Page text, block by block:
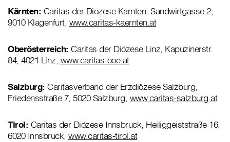
Kärnten: Caritas der Diözese Kärnten, Sandwirtgasse 2,
9010 Klagenfurt, www.caritas-kaernten.at
Oberösterreich: Caritas der Diözese Linz, Kapuzinerstr.
84, 4021 Linz, www.caritas-ooe.at
Salzburg: Caritasverband der Erzdiözese Salzburg,
Friedensstraße 7, 5020 Salzburg, www.caritas-salzburg.at
Tirol: Caritas der Diözese Innsbruck, Heiliggeiststraße 16,
6020 Innsbruck, www.caritas-tirol.at